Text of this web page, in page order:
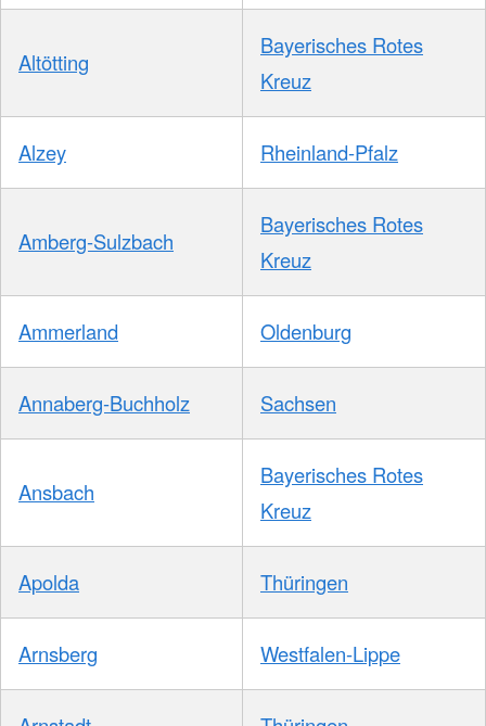
Altötting
Bayerisches Rotes
Kreuz
Alzey Rheinland-Pfalz
Amberg-Sulzbach
Bayerisches Rotes
Kreuz
Ammerland Oldenburg
Annaberg-Buchholz Sachsen
Ansbach
Bayerisches Rotes
Kreuz
Apolda Thüringen
Arnsberg Westfalen-Lippe